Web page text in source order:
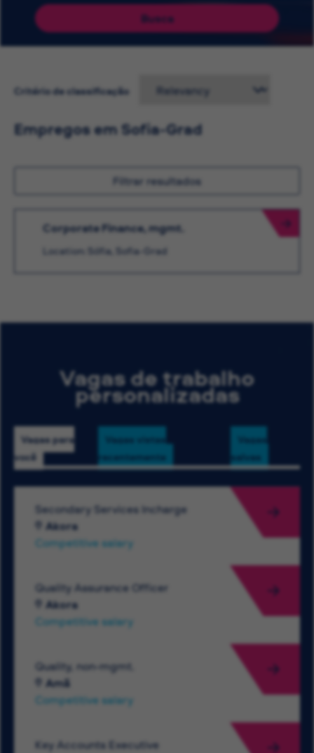
Busca
Critério de classificação
Empregos em Sofia-Grad
Filtrar resultados
Corporate Finance, mgmt.
Location: Sófia, Sofia-Grad
Vagas de trabalho
personalizadas
Vagas para
você
Vagas vistas
recentemente
Vagas
salvas
Secondary Services Incharge
Akora
Competitive salary
Quality Assurance Officer
Akora
Competitive salary
Quality, non-mgmt.
Amã
Competitive salary
Key Accounts Executive